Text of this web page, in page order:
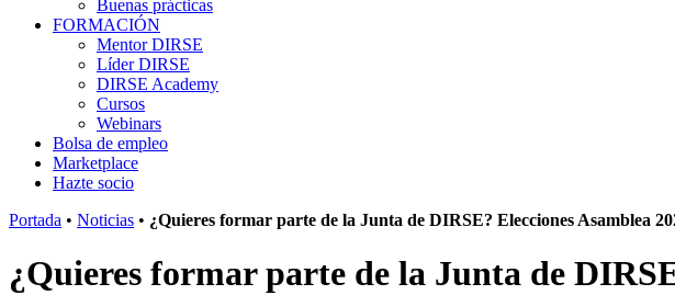
Buenas prácticas
FORMACIÓN
Mentor DIRSE
Líder DIRSE
DIRSE Academy
Cursos
Webinars
Bolsa de empleo
Marketplace
Hazte socio
Portada • Noticias • ¿Quieres formar parte de la Junta de DIRSE? Elecciones Asamblea
¿Quieres formar parte de la Junta de